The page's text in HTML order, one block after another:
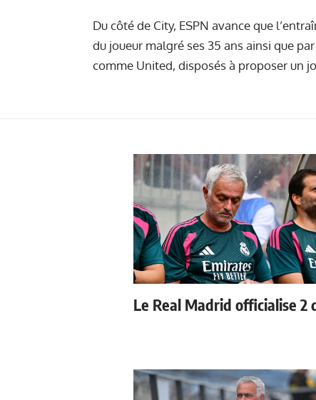
Du côté de City, ESPN avance que
du joueur malgré ses 35 ans ainsi que
comme United, disposés à proposer un
Le Real Madrid officialise 2